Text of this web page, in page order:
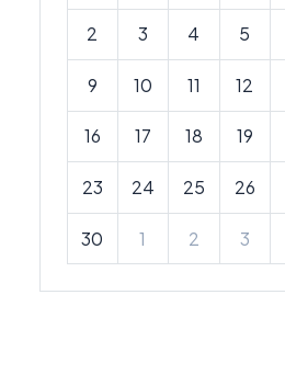
2 3 4 5
9 10 11 12
16 17 18 19
23 24 25 26
30 1 2 3